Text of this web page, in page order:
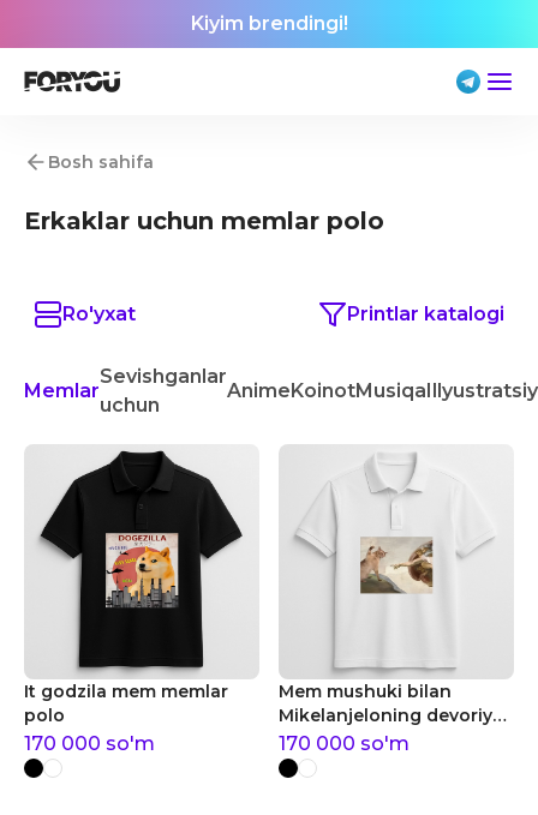
Kiyim brendingi!
Bosh sahifa
Erkaklar uchun memlar polo
Ro'yxat Printlar katalogi
Memlar
Sevishganlar
uchun
AnimeKoinotMusiqa
It godzila mem memlar
polo
170 000 so'm
Mem mushuki bilan
Mikelanjeloning devoriy
surati memlar polo
170 000 so'm